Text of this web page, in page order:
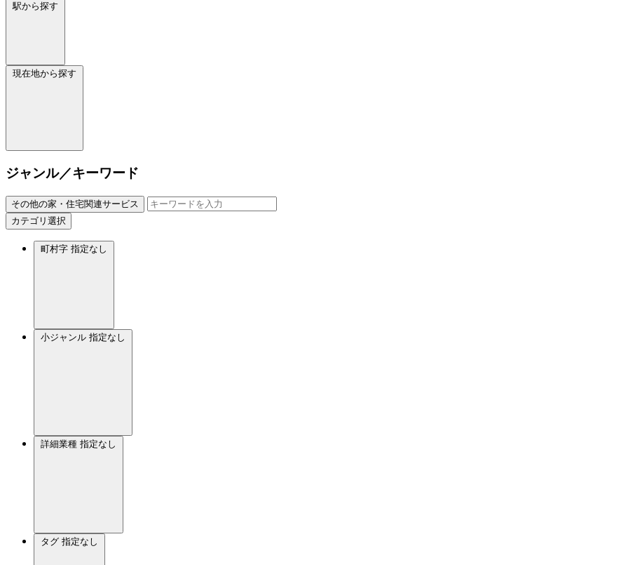
駅から探す
現在地から探す
ジャンル／キーワード
その他の家・住宅関連サービス
カテゴリ選択
町村字 指定なし
小ジャンル 指定なし
詳細業種 指定なし
タグ 指定なし